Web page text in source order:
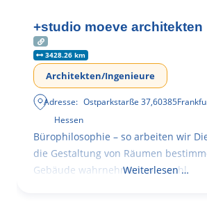
+studio moeve architekten
3428.26 km
Architekten/Ingenieure
Adresse: Ostparkstarße 37,60385
Hessen
Bürophilosophie – so arbeiten wir
die Gestaltung von Räumen
Gebäude wahrnehmen, wie wohl
Weiterlesen …